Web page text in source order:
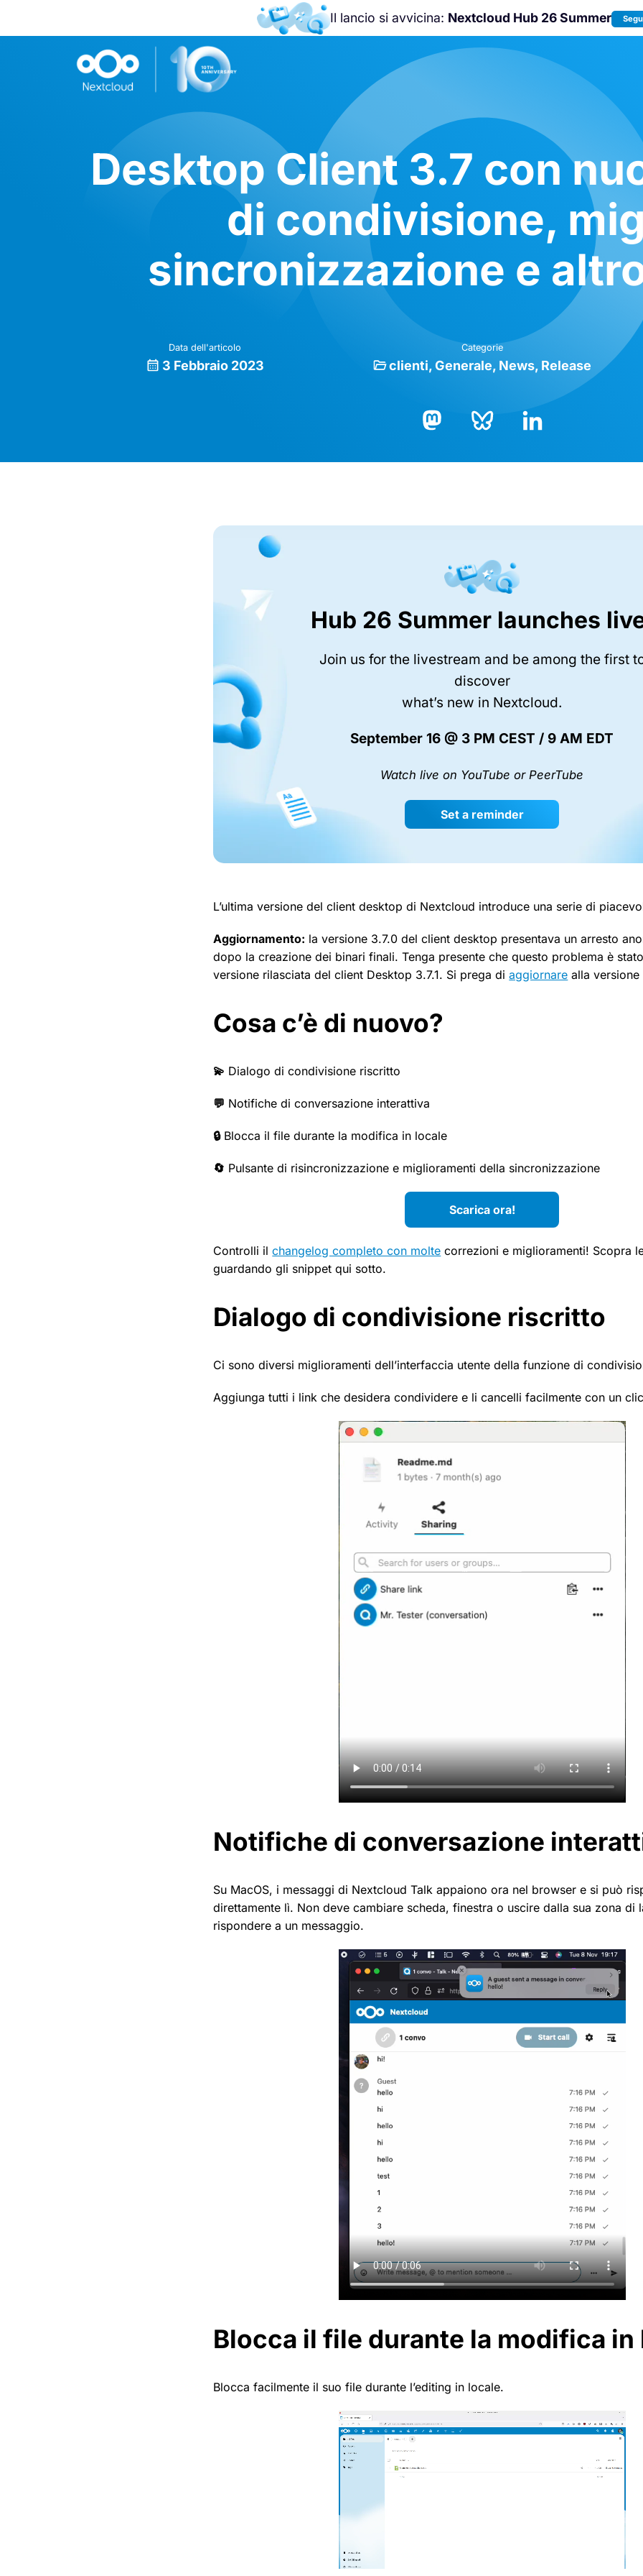
Il lancio si avvicina: Nextcloud Hub 26 Summer
Unisciti a noi alla
Nextcloud Community
Desktop Client 3.7 con
di condivisione,
sincronizzazione e
Data dell'articolo
3 Febbraio 2023
Categorie
clienti Generale News Release
Hub 26 Summer launches
Join us for the livestream and be among the first
discover
what’s new in Nextcloud.
September 16 @ 3 PM CEST / 9 AM EDT
Watch live on YouTube or PeerTube
Set a reminder
L’ultima versione del client desktop di Nextcloud introduce una serie di
Aggiornamento: la versione 3.7.0 del client desktop presentava un arresto
dopo la creazione dei binari finali. Tenga presente che questo problema è
versione rilasciata del client Desktop 3.7.1. Si prega diaggiornare alla
Cosa c’è di nuovo?
💫 Dialogo di condivisione riscritto
💬 Notifiche di conversazione interattiva
🔒Blocca il file durante la modifica in locale
🔄 Pulsante di risincronizzazione e miglioramenti della sincronizzazione
Scarica ora!
Controlli ilchangelog completo con molte correzioni e miglioramenti! Scopra
guardando gli snippet qui sotto.
Dialogo di condivisione riscritto
Ci sono diversi miglioramenti dell’interfaccia utente della funzione di
Aggiunga tutti i link che desidera condividere e li cancelli facilmente con un
Notifiche di conversazione
Su MacOS, i messaggi di Nextcloud Talk appaiono ora nel browser e si può
direttamente lì. Non deve cambiare scheda, finestra o uscire dalla sua zona di
rispondere a un messaggio.
Blocca il file durante la modifica in
Blocca facilmente il suo file durante l’editing in locale.